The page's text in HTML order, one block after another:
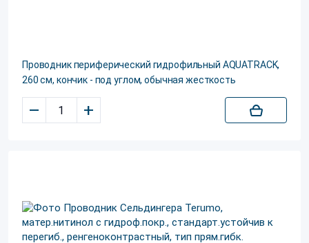
Проводник периферический гидрофильный AQUATRACK,
260 см, кончик - под углом, обычная жесткость
– +